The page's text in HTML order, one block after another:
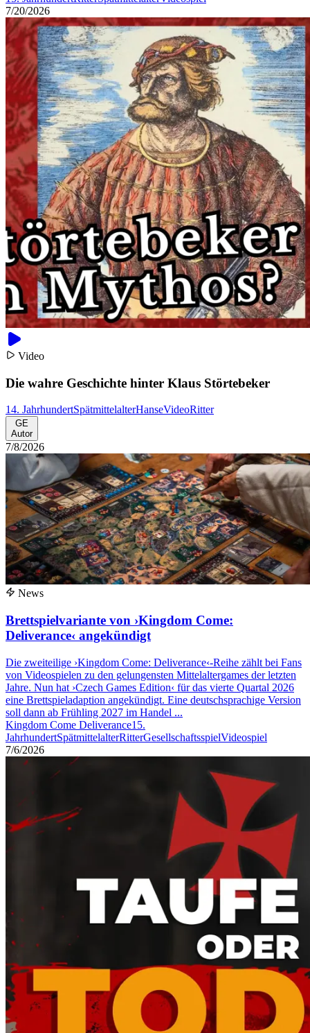
7/20/2026
Video
Die wahre Geschichte hinter Klaus Störtebeker
14. JahrhundertSpätmittelalterHanseVideoRitter
GE
Autor
7/8/2026
News
Brettspielvariante von ›Kingdom Come:
Deliverance‹ angekündigt
Die zweiteilige ›Kingdom Come: Deliverance‹-Reihe zählt bei Fans
von Videospielen zu den gelungensten Mittelaltergames der letzten
Jahre. Nun hat ›Czech Games Edition‹ für das vierte Quartal 2026
eine Brettspieladaption angekündigt. Eine deutschsprachige Version
soll dann ab Frühling 2027 im Handel ...
Kingdom Come Deliverance15.
JahrhundertSpätmittelalterRitterGesellschaftsspielVideospiel
7/6/2026